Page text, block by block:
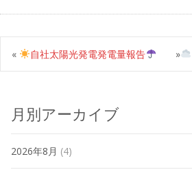
« 自社太陽光発電発電量報告 »
月別アーカイブ
2026年8月 (4)